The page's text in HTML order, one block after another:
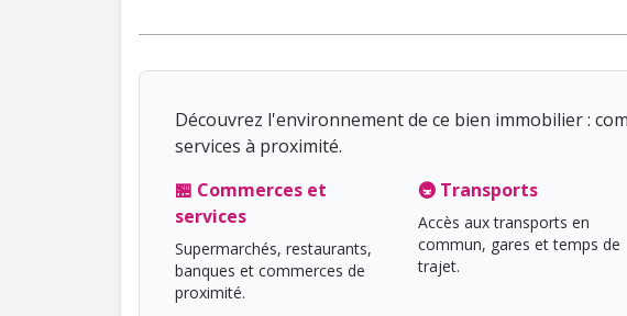
Découvrez l'environnement de ce bien immobilier :
services à proximité.
🏪 Commerces et
services
Supermarchés, restaurants,
banques et commerces de
proximité.
🚇 Transports
Accès aux transports en
commun, gares et temps de
trajet.